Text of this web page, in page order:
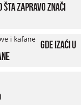
šta zapravo znači
Gde izaći u